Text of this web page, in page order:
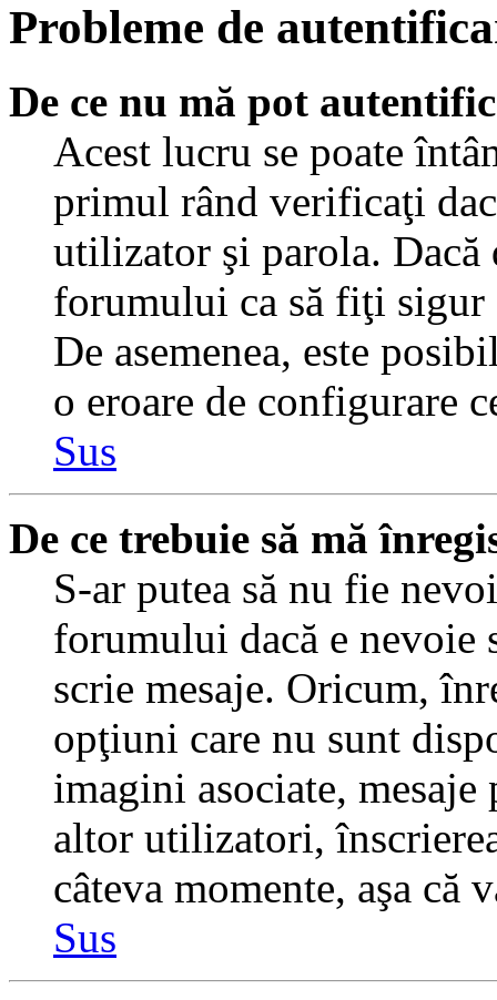
Probleme de
De ce nu mă pot
Acest lucru se poate
primul rând verificaţi
utilizator şi parola. Dacă
forumului ca să fiţi
De asemenea, este
o eroare de configurare
Sus
De ce trebuie să mă
S-ar putea să nu fie
forumului dacă e nevoie
scrie mesaje. Oricum,
opţiuni care nu sunt
imagini asociate,
altor utilizatori,
câteva momente, aşa că
Sus